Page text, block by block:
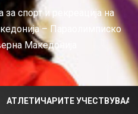
спорт и рекреација на
– Параолимписко
Македонија
УЧЕСТВУВААТ НА